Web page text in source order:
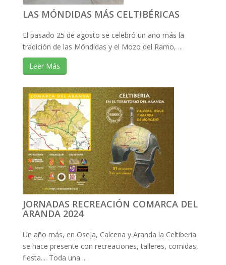
LAS MÓNDIDAS MÁS CELTIBÉRICAS
El pasado 25 de agosto se celebró un año más la
tradición de las Móndidas y el Mozo del Ramo, ...
Leer Más
JORNADAS RECREACIÓN COMARCA DEL
ARANDA 2024
Un año más, en Oseja, Calcena y Aranda la Celtiberia
se hace presente con recreaciones, talleres, comidas,
fiesta.... Toda una ...